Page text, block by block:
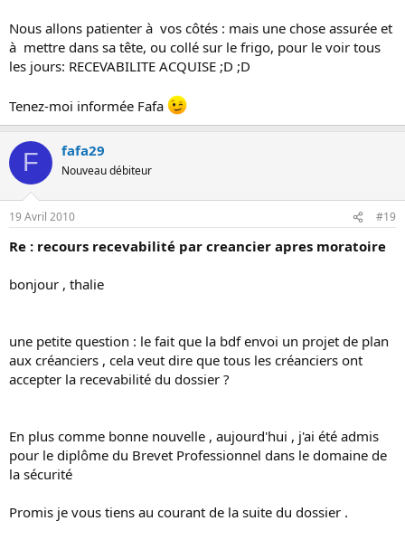
Nous allons patienter à vos côtés : mais une chose assurée et
à mettre dans sa tête, ou collé sur le frigo, pour le voir tous
les jours: RECEVABILITE ACQUISE ;D ;D
Tenez-moi informée Fafa
F fafa29
Nouveau débiteur
19 Avril 2010 #19
Re : recours recevabilité par creancier apres moratoire
bonjour , thalie
une petite question : le fait que la bdf envoi un projet de plan
aux créanciers , cela veut dire que tous les créanciers ont
accepter la recevabilité du dossier ?
En plus comme bonne nouvelle , aujourd'hui , j'ai été admis
pour le diplôme du Brevet Professionnel dans le domaine de
la sécurité
Promis je vous tiens au courant de la suite du dossier .